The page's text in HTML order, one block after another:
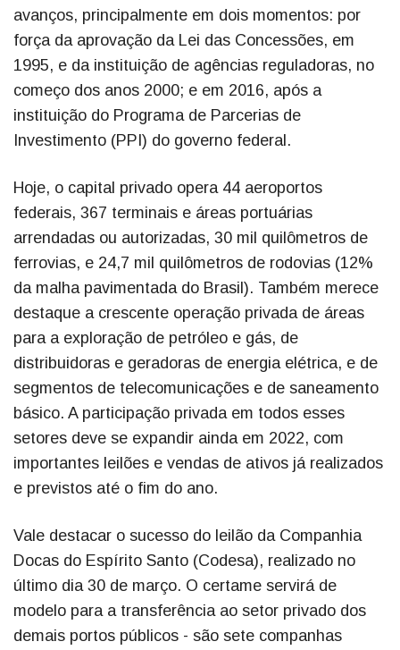
avanços, principalmente em dois momentos: por
força da aprovação da Lei das Concessões, em
1995, e da instituição de agências reguladoras, no
começo dos anos 2000; e em 2016, após a
instituição do Programa de Parcerias de
Investimento (PPI) do governo federal.
Hoje, o capital privado opera 44 aeroportos
federais, 367 terminais e áreas portuárias
arrendadas ou autorizadas, 30 mil quilômetros de
ferrovias, e 24,7 mil quilômetros de rodovias (12%
da malha pavimentada do Brasil). Também merece
destaque a crescente operação privada de áreas
para a exploração de petróleo e gás, de
distribuidoras e geradoras de energia elétrica, e de
segmentos de telecomunicações e de saneamento
básico. A participação privada em todos esses
setores deve se expandir ainda em 2022, com
importantes leilões e vendas de ativos já realizados
e previstos até o fim do ano.
Vale destacar o sucesso do leilão da Companhia
Docas do Espírito Santo (Codesa), realizado no
último dia 30 de março. O certame servirá de
modelo para a transferência ao setor privado dos
demais portos públicos - são sete companhas